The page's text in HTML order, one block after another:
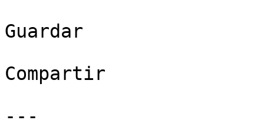
Guardar
Compartir
---